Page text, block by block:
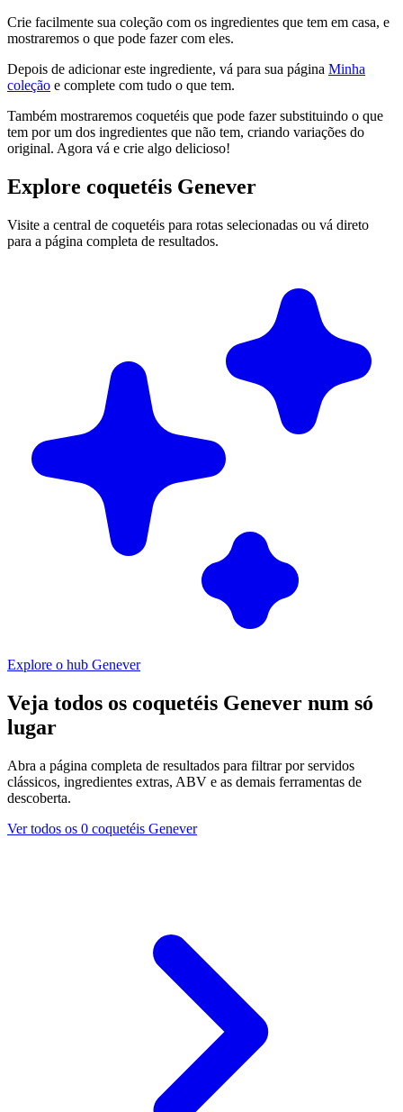
Crie facilmente sua coleção com os ingredientes que tem em casa, e
mostraremos o que pode fazer com eles.
Depois de adicionar este ingrediente, vá para sua página Minha
coleção e complete com tudo o que tem.
Também mostraremos coquetéis que pode fazer substituindo o que
tem por um dos ingredientes que não tem, criando variações do
original. Agora vá e crie algo delicioso!
Explore coquetéis Genever
Visite a central de coquetéis para rotas selecionadas ou vá direto
para a página completa de resultados.
Explore o hub Genever
Veja todos os coquetéis Genever num só
lugar
Abra a página completa de resultados para filtrar por servidos
clássicos, ingredientes extras, ABV e as demais ferramentas de
descoberta.
Ver todos os 0 coquetéis Genever